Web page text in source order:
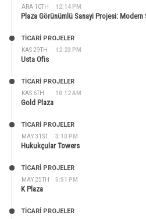
ARA 10TH 12:14 PM
Plaza Görünümlü Sanayi Projesi: Modern
KAS 29TH 12:23 PM
TİCARİ PROJELER
Usta Ofis
KAS 6TH 10:12 AM
TİCARİ PROJELER
Gold Plaza
MAY 31ST 3:10 PM
TİCARİ PROJELER
Hukukçular Towers
MAY 25TH 5:51 PM
TİCARİ PROJELER
K Plaza
TİCARİ PROJELER